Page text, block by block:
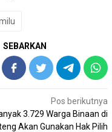
SEBARKAN
Pos berikutnya
3.729 Warga Binaan di
Akan Gunakan Hak Pilih